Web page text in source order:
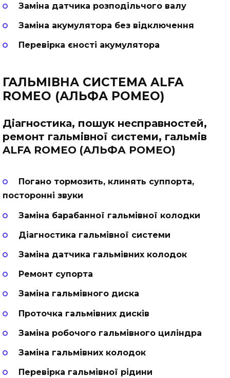
Заміна датчика розподільчого валу
Заміна акумулятора без відключення
Перевірка єності акумулятора
ГАЛЬМІВНА СИСТЕМА ALFA
ROMEO (АЛЬФА РОМЕО)
Діагностика, пошук несправностей,
ремонт гальмівної системи, гальмів
ALFA ROMEO (АЛЬФА РОМЕО)
Погано тормозить, клинять суппорта,
посторонні звуки
Заміна барабанної гальмівної колодки
Діагностика гальмівної системи
Заміна датчика гальмівних колодок
Ремонт супорта
Заміна гальмівного диска
Проточка гальмівних дисків
Заміна робочого гальмівного циліндра
Заміна гальмівних колодок
Перевірка гальмівної рідини